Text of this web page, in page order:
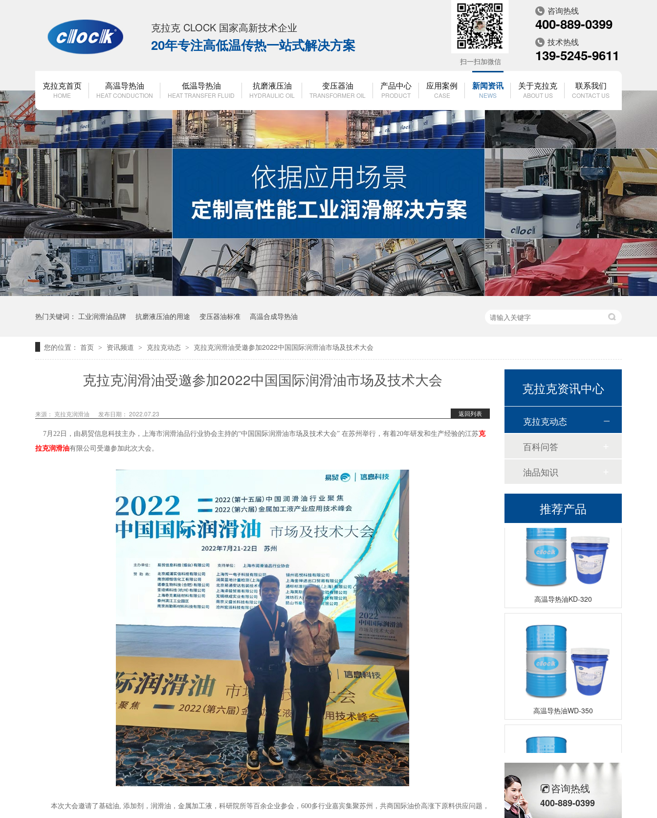
克拉克 CLOCK 国家高新技术企业
20年专注高低温传热一站式解决方案
咨询热线
400-889-0399
技术热线
139-5245-9611
扫一扫加微信
克拉克首页
HOME
高温导热油
HEAT CONDUCTION
低温导热油
HEAT TRANSFER FLUID
抗磨液压油
HYDRAULIC OIL
变压器油
TRANSFORMER OIL
产品中心
PRODUCT
应用案例
CASE
新闻资讯
NEWS
关于克拉克
ABOUT US
联系我们
CONTACT US
热门关键词： 工业润滑油品牌 抗磨液压油的用途 变压器油标准 高温合成导热油
您的位置： 首页 > 资讯频道 > 克拉克动态 > 克拉克润滑油受邀参加2022中国国际润滑油市场及技术大会
克拉克润滑油受邀参加2022中国国际润滑油市场及技术大会
返回列表
来源： 克拉克润滑油 发布日期： 2022.07.23
7月22日， 由易贸信息科技主办，上海市润滑油品行业协会主持的“中国国际润滑油市场及技术大会” 在苏州举行，有着20年研发和生产经验的江苏克
拉克润滑油有限公司受邀参加此次大会。
本次大会邀请了基础油 , 添加剂，润滑油，金属加工液，科研院所等百余企业参会，600多行业嘉宾集聚苏州，共商国际油价高涨下原料供应问题，
克拉克资讯中心
克拉克动态
百科问答
油品知识
推荐产品
高温导热油WD-320
高温导热油KD-320
高温导热油WD-350
高温导热油HD-350
咨询热线
400-889-0399